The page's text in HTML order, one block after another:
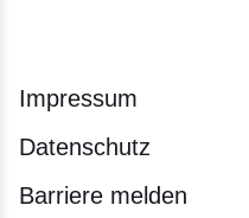
Impressum
Datenschutz
Barriere melden